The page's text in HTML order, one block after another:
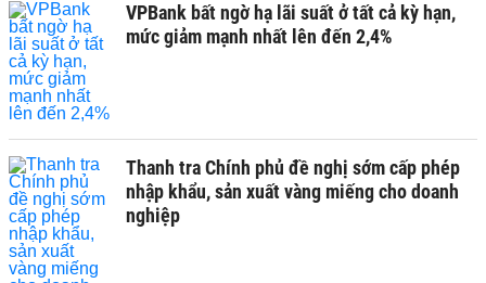
VPBank bất ngờ hạ lãi suất ở tất cả kỳ hạn,
mức giảm mạnh nhất lên đến 2,4%
Thanh tra Chính phủ đề nghị sớm cấp phép
nhập khẩu, sản xuất vàng miếng cho doanh
nghiệp